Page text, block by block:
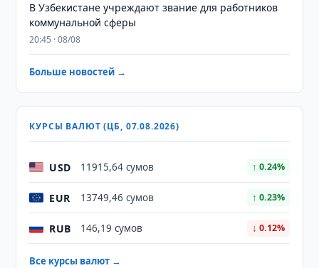
В Узбекистане учреждают звание для работников
коммунальной сферы
20:45 · 08/08
Больше новостей →
КУРСЫ ВАЛЮТ (ЦБ, 07.08.2026)
USD 11915,64 сумов ↑ 0.24%
EUR 13749,46 сумов ↑ 0.23%
RUB 146,19 сумов ↓ 0.12%
Все курсы валют →